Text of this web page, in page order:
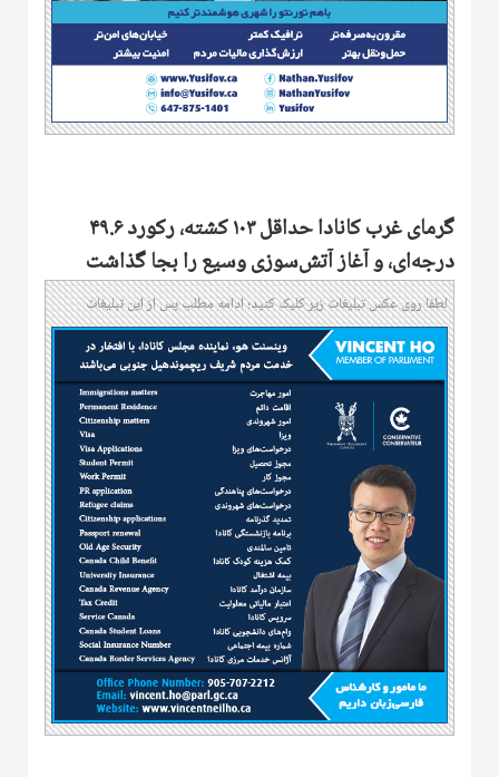
گرمای غرب کانادا حداقل ۱۰۳ کشته، رکورد ۴۹.۶
درجه‌ای، و آغاز آتش‌سوزی وسیع را بجا گذاشت
لطفا روی عکس تبلیغات زیر کلیک کنید؛ ادامه مطلب پس از این تبلیغات